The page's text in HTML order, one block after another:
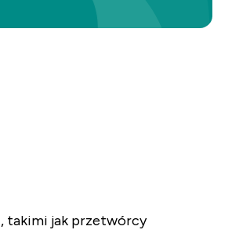
takimi jak przetwórcy